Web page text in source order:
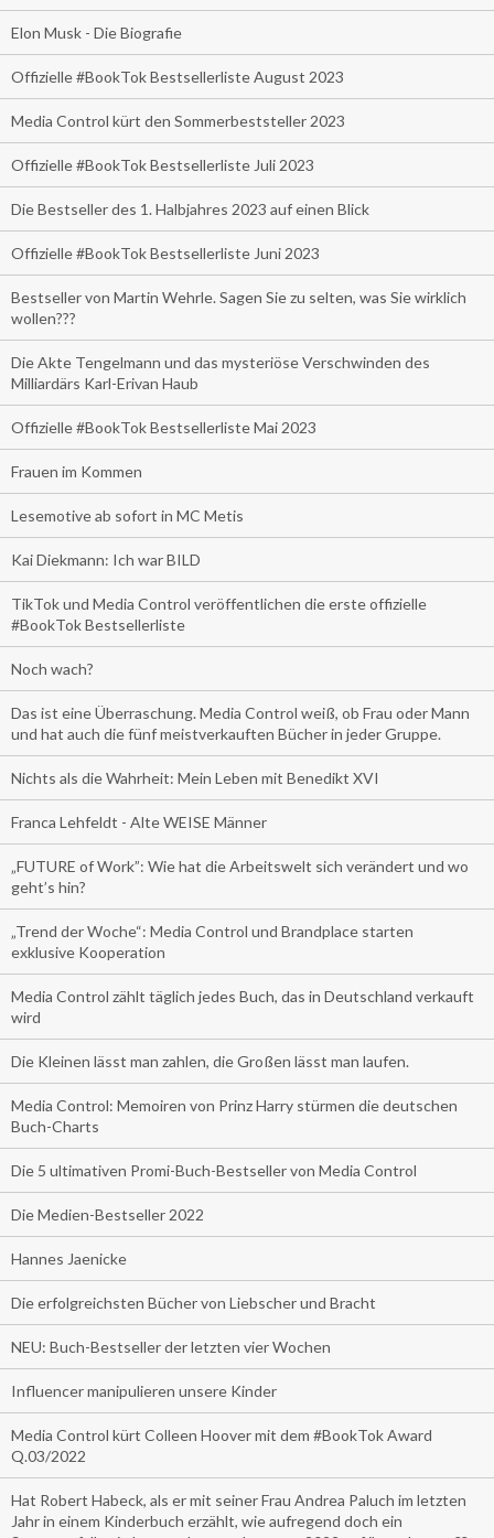
Elon Musk - Die Biografie
Offizielle #BookTok Bestsellerliste August 2023
Media Control kürt den Sommerbeststeller 2023
Offizielle #BookTok Bestsellerliste Juli 2023
Die Bestseller des 1. Halbjahres 2023 auf einen Blick
Offizielle #BookTok Bestsellerliste Juni 2023
Bestseller von Martin Wehrle. Sagen Sie zu selten, was Sie wirklich
wollen???
Die Akte Tengelmann und das mysteriöse Verschwinden des
Milliardärs Karl-Erivan Haub
Offizielle #BookTok Bestsellerliste Mai 2023
Frauen im Kommen
Lesemotive ab sofort in MC Metis
Kai Diekmann: Ich war BILD
TikTok und Media Control veröffentlichen die erste offizielle
#BookTok Bestsellerliste
Noch wach?
Das ist eine Überraschung. Media Control weiß, ob Frau oder Mann
und hat auch die fünf meistverkauften Bücher in jeder Gruppe.
Nichts als die Wahrheit: Mein Leben mit Benedikt XVI
Franca Lehfeldt - Alte WEISE Männer
„FUTURE of Work”: Wie hat die Arbeitswelt sich verändert und wo
geht’s hin?
„Trend der Woche“: Media Control und Brandplace starten
exklusive Kooperation
Media Control zählt täglich jedes Buch, das in Deutschland verkauft
wird
Die Kleinen lässt man zahlen, die Großen lässt man laufen.
Media Control: Memoiren von Prinz Harry stürmen die deutschen
Buch-Charts
Die 5 ultimativen Promi-Buch-Bestseller von Media Control
Die Medien-Bestseller 2022
Hannes Jaenicke
Die erfolgreichsten Bücher von Liebscher und Bracht
NEU: Buch-Bestseller der letzten vier Wochen
Influencer manipulieren unsere Kinder
Media Control kürt Colleen Hoover mit dem #BookTok Award
Q.03/2022
Hat Robert Habeck, als er mit seiner Frau Andrea Paluch im letzten
Jahr in einem Kinderbuch erzählt, wie aufregend doch ein